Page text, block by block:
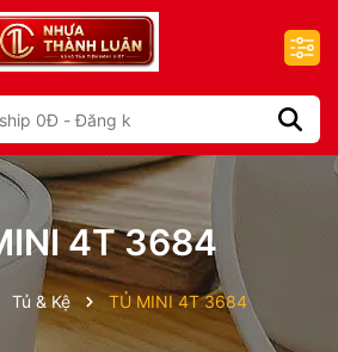
4T 3684
Tủ & Kệ TỦ MINI 4T 3684